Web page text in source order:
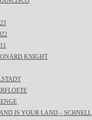
KNIGHT
IS YOUR LAND – SCHNELL